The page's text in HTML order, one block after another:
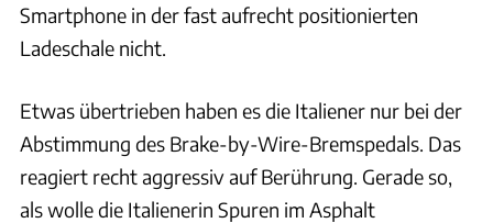
Smartphone in der fast aufrecht positionierten
Ladeschale nicht.
Etwas übertrieben haben es die Italiener nur bei der
Abstimmung des Brake-by-Wire-Bremspedals. Das
reagiert recht aggressiv auf Berührung. Gerade so,
als wolle die Italienerin Spuren im Asphalt